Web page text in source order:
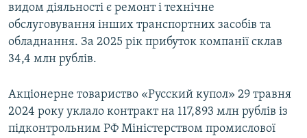
видом діяльності є ремонт і технічне
обслуговування інших транспортних засобів та
обладнання. За 2025 рік прибуток компанії склав
34,4 млн рублів.
Акціонерне товариство «Русский купол» 29 травня
2024 року уклало контракт на 117,893 млн рублів із
підконтрольним РФ Міністерством промислової